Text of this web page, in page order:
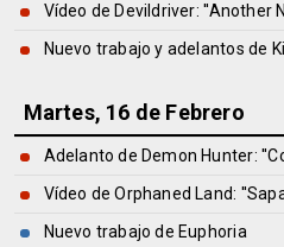
Vídeo de Devildriver: ''Another
Nuevo trabajo y adelantos de
Martes, 16 de Febrero
Adelanto de Demon Hunter:
Vídeo de Orphaned Land:
Nuevo trabajo de Euphoria